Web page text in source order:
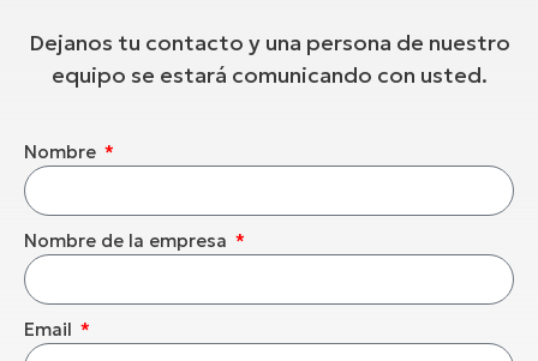
Dejanos tu contacto y una persona de nuestro
equipo se estará comunicando con usted.
Nombre
Nombre de la empresa
Email